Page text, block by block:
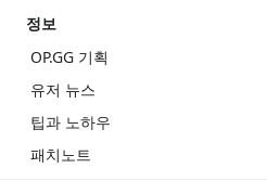
정보
OP.GG 기획
유저 뉴스
팁과 노하우
패치노트